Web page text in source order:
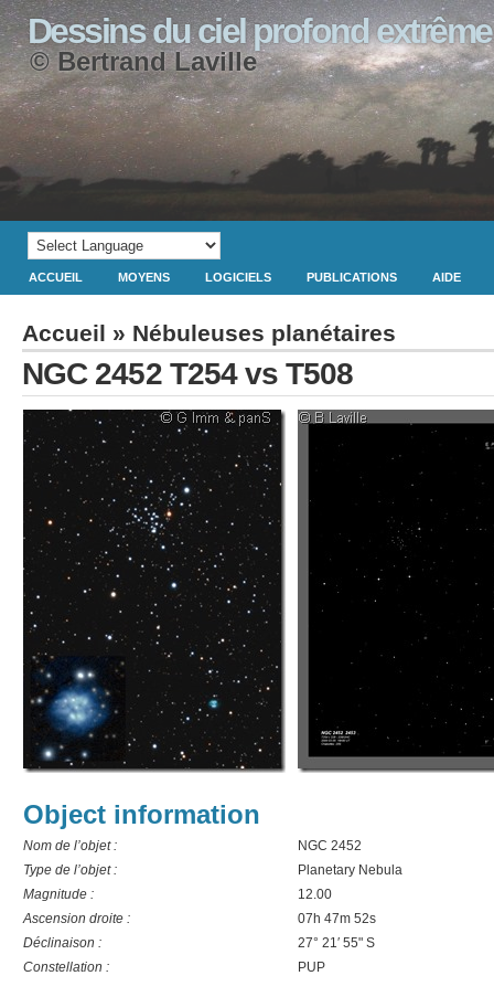
Dessins du ciel profond extrême
© Bertrand Laville
ACCUEIL MOYENS LOGICIELS PUBLICATIONS AIDE
Accueil » Nébuleuses planétaires
NGC 2452 T254 vs T508
Object information
Nom de l’objet :
NGC 2452
Type de l’objet :
Planetary Nebula
Magnitude :
12.00
Ascension droite :
07h 47m 52s
Déclinaison :
27° 21′ 55" S
Constellation :
PUP